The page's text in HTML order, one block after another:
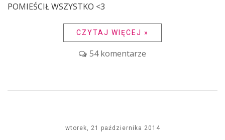
POMIEŚCIŁ WSZYSTKO <3
CZYTAJ WIĘCEJ »
54 komentarze
wtorek, 21 października 2014